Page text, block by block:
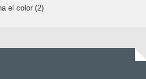
el color (2)